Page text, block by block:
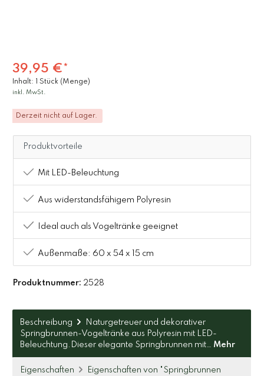
39,95 €*
Inhalt: 1 Stück (Menge)
inkl. MwSt.
Derzeit nicht auf Lager.
Produktvorteile
Mit LED-Beleuchtung
Aus widerstandsfähigem Polyresin
Ideal auch als Vogeltränke geeignet
Außenmaße: 60 x 54 x 15 cm
Produktnummer: 2528
Beschreibung
Naturgetreuer und dekorativer
Springbrunnen-Vogeltränke aus Polyresin mit LED-
Beleuchtung.Dieser elegante Springbrunnen mit… Mehr
Eigenschaften
Eigenschaften von "Springbrunnen